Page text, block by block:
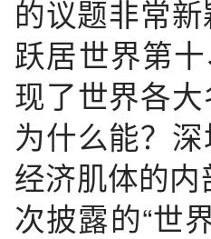
的议题非常
跃居世界第
现了世界各
为什么能？
经济肌体的
次披露的“世